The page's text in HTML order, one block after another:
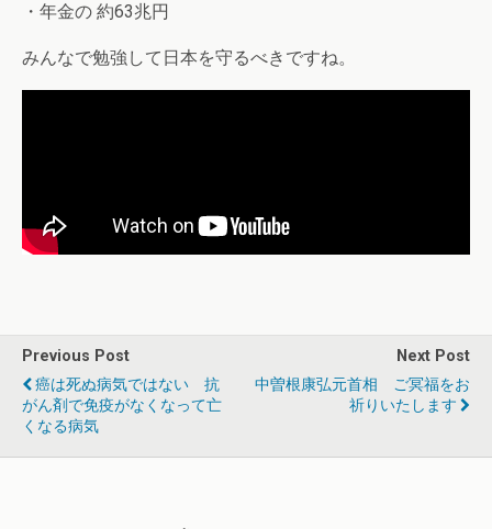
・年金の 約63兆円
みんなで勉強して日本を守るべきですね。
Previous Post
癌は死ぬ病気ではない 抗
がん剤で免疫がなくなって亡
くなる病気
Next Post
中曽根康弘元首相 ご冥福をお
祈りいたします